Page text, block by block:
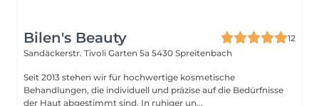
Bilen's Beauty
12
Sandäckerstr. Tivoli Garten 5a 5430 Spreitenbach
Seit 2013 stehen wir für hochwertige kosmetische
Behandlungen, die individuell und präzise auf die Bedürfnisse
der Haut abgestimmt sind. In ruhiger un...